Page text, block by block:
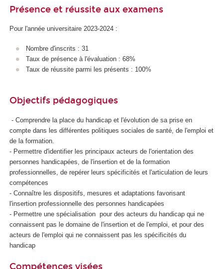
Présence et réussite aux examens
Pour l'année universitaire 2023-2024 :
Nombre d'inscrits : 31
Taux de présence à l'évaluation : 68%
Taux de réussite parmi les présents : 100%
Objectifs pédagogiques
- Comprendre la place du handicap et l'évolution de sa prise en
compte dans les différentes politiques sociales de santé, de l'emploi et
de la formation.
- Permettre d'identifier les principaux acteurs de l'orientation des
personnes handicapées, de l'insertion et de la formation
professionnelles, de repérer leurs spécificités et l'articulation de leurs
compétences
- Connaître les dispositifs, mesures et adaptations favorisant
l'insertion professionnelle des personnes handicapées
- Permettre une spécialisation pour des acteurs du handicap qui ne
connaissent pas le domaine de l'insertion et de l'emploi, et pour des
acteurs de l'emploi qui ne connaissent pas les spécificités du
handicap
Compétences visées